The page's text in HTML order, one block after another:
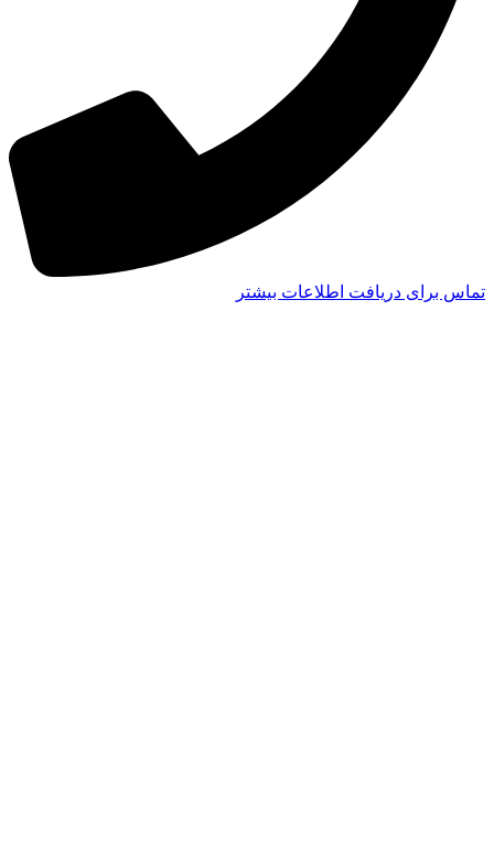
تماس برای دریافت اطلاعات بیشتر